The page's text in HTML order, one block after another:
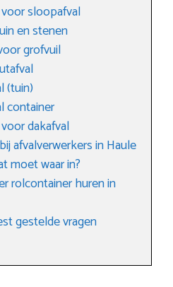
sloopafval
en stenen
grofvuil
(tuin)
container
dakafval
afvalverwerkers in Haule
moet waar in?
rolcontainer huren in
gestelde vragen